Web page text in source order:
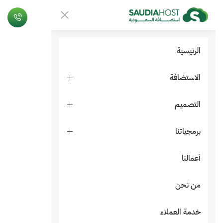
الرئيسية
الاستضافة
التصميم
برمجياتنا
أعمالنا
من نحن
خدمة العملاء